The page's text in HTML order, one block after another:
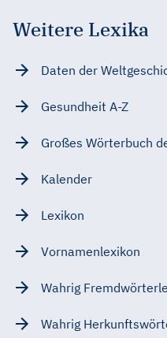
Weitere Lexika
Daten der
Gesundheit A-Z
Großes Wörterbuch
Kalender
Lexikon
Vornamenlexikon
Wahrig
Wahrig